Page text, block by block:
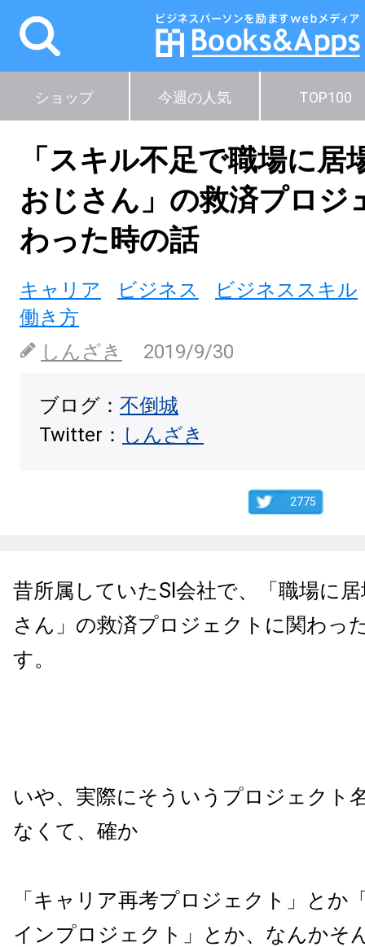
ショップ 今週の人気 TOP100
「スキル不足で職場に居
おじさん」の救済プロジ
わった時の話
キャリア ビジネス
ビジネススキル
働き方
しんざき
2019/9/30
ブログ： 不倒城
Twitter： しんざき
2775
昔所属していたSI会社で、「職場に
さん」の救済プロジェクトに関わっ
す。
いや、実際にそういうプロジェクト
なくて、確か
「キャリア再考プロジェクト」とか
インプロジェクト」とか、なんかそ